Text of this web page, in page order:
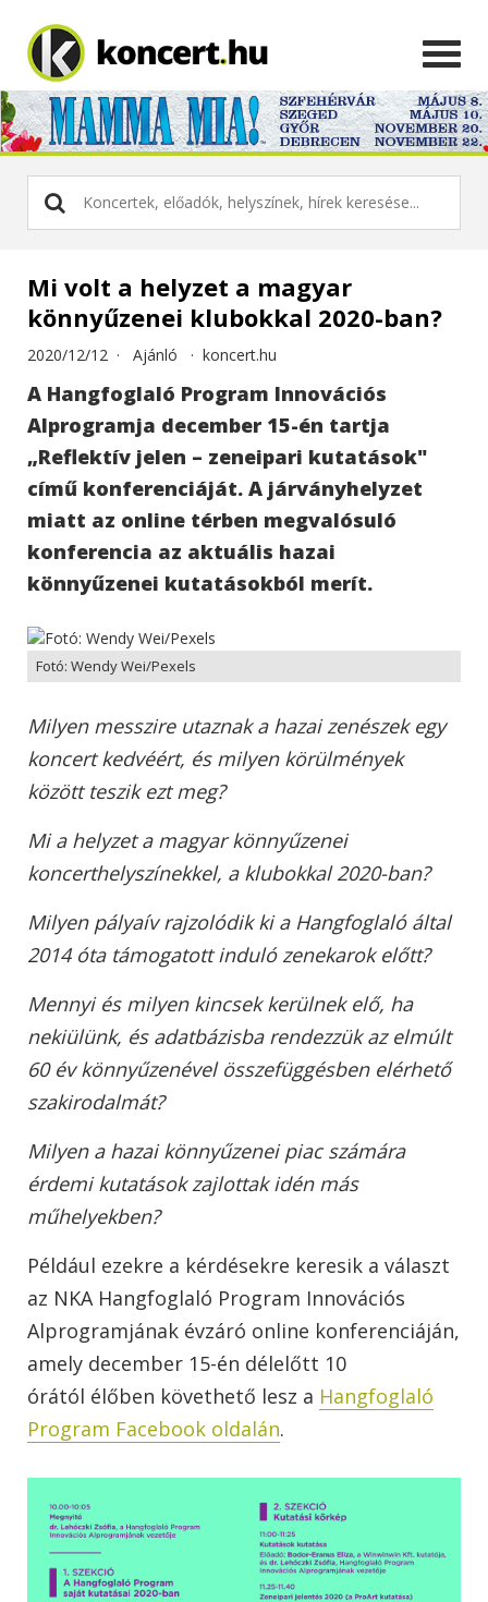
Mi volt a helyzet a magyar
könnyűzenei klubokkal 2020-ban?
2020/12/12 · Ajánló · koncert.hu
A Hangfoglaló Program Innovációs
Alprogramja december 15-én tartja
„Reflektív jelen – zeneipari kutatások"
című konferenciáját. A járványhelyzet
miatt az online térben megvalósuló
konferencia az aktuális hazai
könnyűzenei kutatásokból merít.
Fotó: Wendy Wei/Pexels
Milyen messzire utaznak a hazai zenészek egy
koncert kedvéért, és milyen körülmények
között teszik ezt meg?
Mi a helyzet a magyar könnyűzenei
koncerthelyszínekkel, a klubokkal 2020-ban?
Milyen pályaív rajzolódik ki a Hangfoglaló által
2014 óta támogatott induló zenekarok előtt?
Mennyi és milyen kincsek kerülnek elő, ha
nekiülünk, és adatbázisba rendezzük az elmúlt
60 év könnyűzenével összefüggésben elérhető
szakirodalmát?
Milyen a hazai könnyűzenei piac számára
érdemi kutatások zajlottak idén más
műhelyekben?
Például ezekre a kérdésekre keresik a választ
az NKA Hangfoglaló Program Innovációs
Alprogramjának évzáró online konferenciáján,
amely december 15-én délelőtt 10
órától élőben követhető lesz a Hangfoglaló
Program Facebook oldalán.